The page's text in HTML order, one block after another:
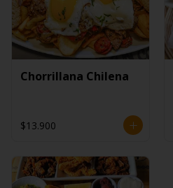
Chorrillana Chilena
$13.900